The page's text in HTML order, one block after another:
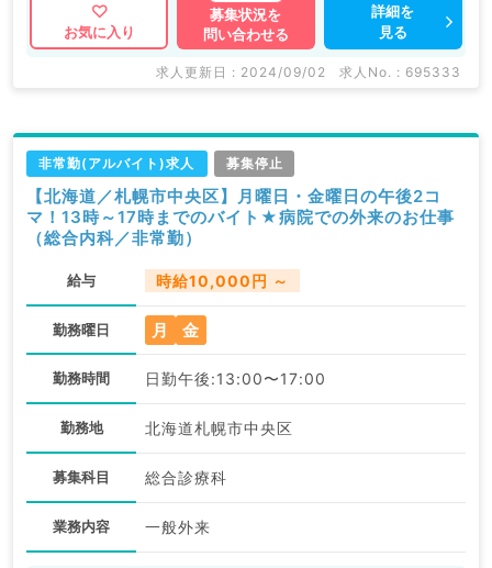
お気に入り
募集状況を
問い合わせる
詳細を
見る
求人更新日 : 2024/09/02 求人No. : 695333
非常勤(アルバイト)求人 募集停止
【北海道／札幌市中央区】月曜日・金曜日の午後2コ
マ！13時～17時までのバイト★病院での外来のお仕事
（総合内科／非常勤）
給与 時給10,000円 ～
勤務曜日 月 金
勤務時間 日勤午後:13:00〜17:00
勤務地 北海道札幌市中央区
募集科目 総合診療科
業務内容 一般外来